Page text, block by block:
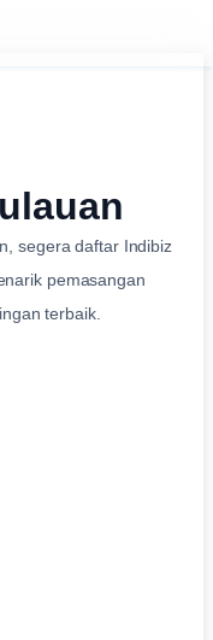
segera daftar Indibiz
pemasangan
terbaik.